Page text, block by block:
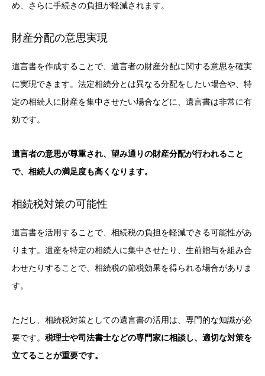
め、さらに手続きの負担が軽減されます。
財産分配の意思実現
遺言書を作成することで、遺言者の財産分配に関する意思を確実
に実現できます。法定相続分とは異なる分配をしたい場合や、特
定の相続人に財産を集中させたい場合などに、遺言書は非常に有
効です。
遺言者の意思が尊重され、望み通りの財産分配が行われること
で、相続人の満足度も高くなります。
相続税対策の可能性
遺言書を活用することで、相続税の負担を軽減できる可能性があ
ります。遺産を特定の相続人に集中させたり、生前贈与を組み合
わせたりすることで、相続税の節税効果を得られる場合がありま
す。
ただし、相続税対策としての遺言書の活用は、専門的な知識が必
要です。 税理士や司法書士などの専門家に相談し、適切な対策を
立てることが重要です。